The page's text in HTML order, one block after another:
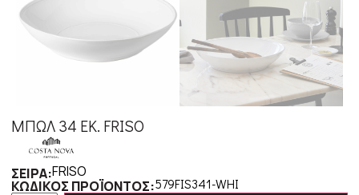
ΜΠΩΛ 34 ΕΚ. FRISO
ΣΕΙΡΑ:FRISO
ΚΩΔΙΚΟΣ ΠΡΟΪΟΝΤΟΣ:579FIS341-WHI